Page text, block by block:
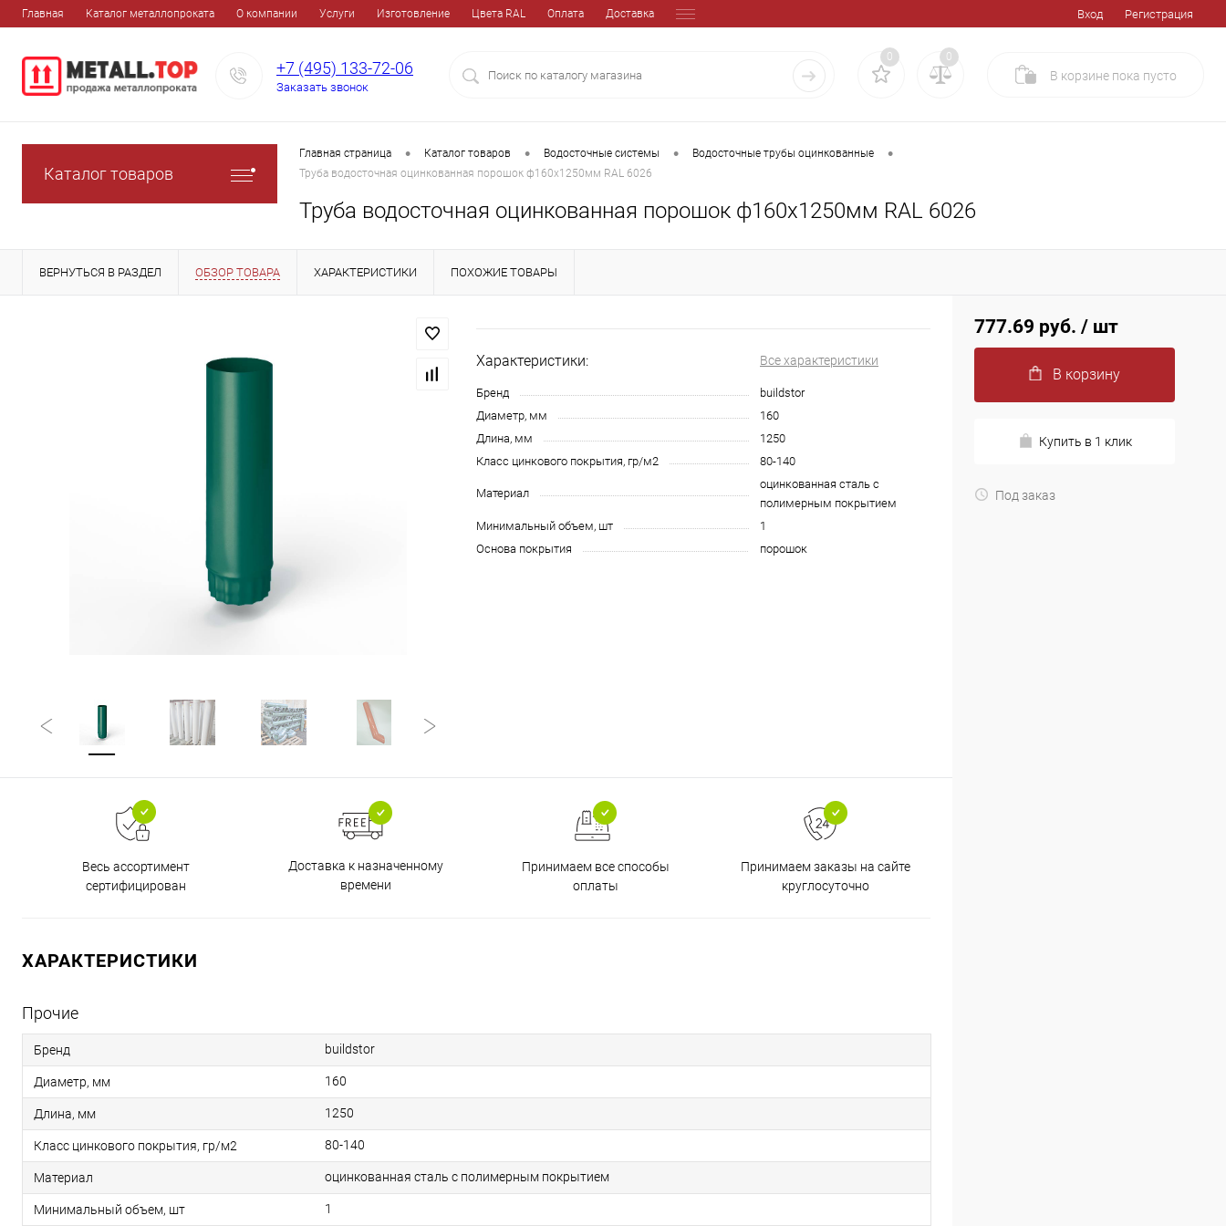
Главная Каталог металлопроката О компании Услуги Изготовление Цвета RAL Оплата Доставка Вход Регистрация
+7 (495) 133-72-06
Заказать звонок
0 0
В корзине пока пусто
Каталог товаров
Главная страница • Каталог товаров • Водосточные системы • Водосточные трубы оцинкованные •
Труба водосточная оцинкованная порошок ф160х1250мм RAL 6026
Труба водосточная оцинкованная порошок ф160х1250мм RAL 6026
ВЕРНУТЬСЯ В РАЗДЕЛ ОБЗОР ТОВАРА ХАРАКТЕРИСТИКИ ПОХОЖИЕ ТОВАРЫ
Характеристики: Все характеристики
Бренд
buildstor
Диаметр, мм
160
Длина, мм
1250
Класс цинкового покрытия, гр/м2
80-140
Материал
оцинкованная сталь с
полимерным покрытием
Минимальный объем, шт
1
Основа покрытия
порошок
Весь ассортимент
сертифицирован
Доставка к назначенному
времени
Принимаем все способы
оплаты
Принимаем заказы на сайте
круглосуточно
ХАРАКТЕРИСТИКИ
Прочие
Бренд buildstor
Диаметр, мм 160
Длина, мм 1250
Класс цинкового покрытия, гр/м2 80-140
Материал оцинкованная сталь с полимерным покрытием
Минимальный объем, шт 1
777.69 руб. / шт
В корзину
Купить в 1 клик
Под заказ